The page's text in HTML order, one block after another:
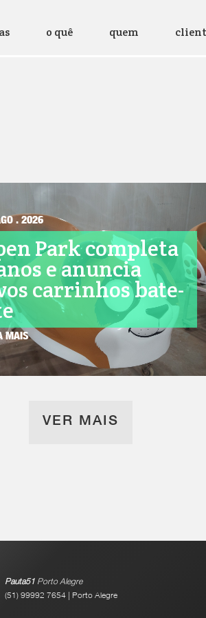
o quê quem
. 2026
Park completa
e anuncia
carrinhos bate-
MAIS
VER MAIS
Pauta51Porto Alegre
(51) 99992 7654 | Porto Alegre